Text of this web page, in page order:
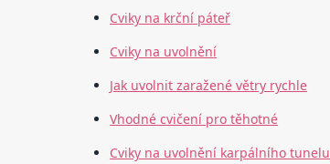
Cviky na krční páteř
Cviky na uvolnění
Jak uvolnit zaražené větry rychle
Vhodné cvičení pro těhotné
Cviky na uvolnění karpálního tunelu